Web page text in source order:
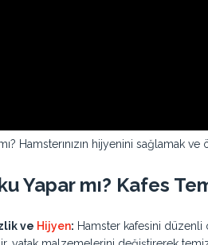
Hamsterınızın hijyenini sağlamak
Yapar mı? Kafes
ve Hijyen: Hamster kafesini düzenli